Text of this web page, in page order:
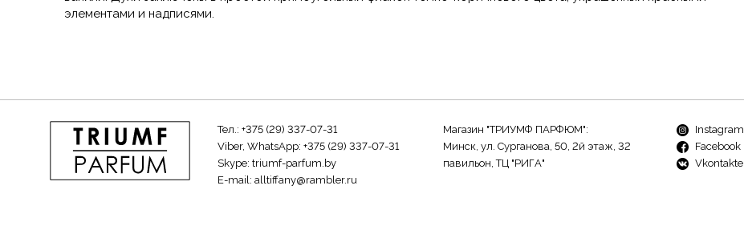
элементами и надписями.
Тел.: +375 (29) 337-07-31
Viber, WhatsApp: +375 (29) 337-07-31
Skype: triumf-parfum.by
E-mail: alltiffany@rambler.ru
Магазин "ТРИУМФ ПАРФЮМ":
Минск, ул. Сурганова, 50, 2й этаж, 32
павильон, ТЦ "РИГА"
Instagram
Facebook
Vkontakte